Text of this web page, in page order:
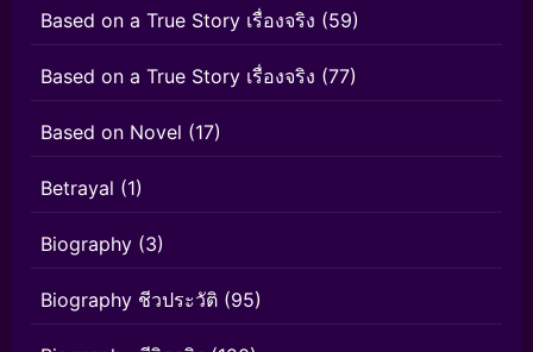
Based on a True Story เรื่องจริง (59)
Based on a True Story เรื่องจริง (77)
Based on Novel (17)
Betrayal (1)
Biography (3)
Biography ชีวประวัติ (95)